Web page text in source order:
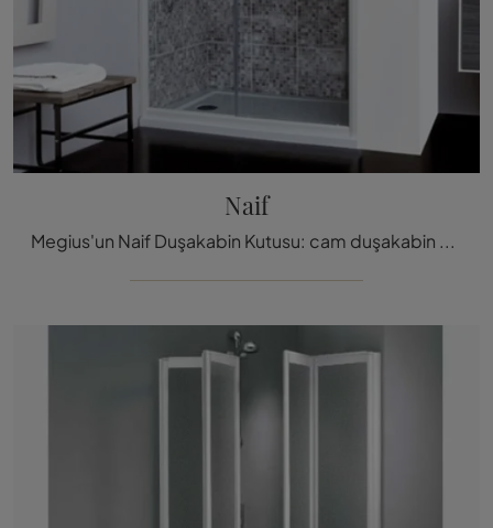
Naif
Megius'un Naif Duşakabin Kutusu: cam duşakabin ve markanın aksesuarları hakkında bilgi almak için tık